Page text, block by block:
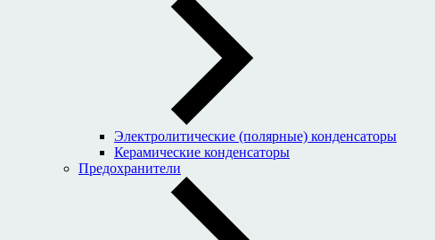
Электролитические (полярные) конденсаторы
Керамические конденсаторы
Предохранители